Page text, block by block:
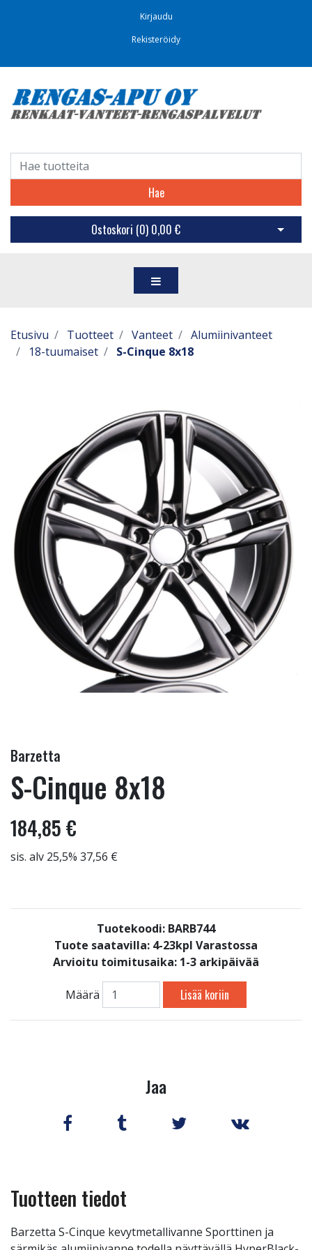
Kirjaudu
Rekisteröidy
Hae
Ostoskori (0) 0,00 € Avaa
Etusivu Tuotteet Vanteet
Alumiinivanteet
18-tuumaiset
S-Cinque 8x18
Barzetta
S-Cinque 8x18
184,85 €
sis. alv 25,5% 37,56 €
Tuotekoodi: BARB744
Tuote saatavilla: 4-23kpl Varastossa
Arvioitu toimitusaika: 1-3 arkipäivää
Määrä Lisää koriin
Jaa
Tuotteen tiedot
Barzetta S-Cinque kevytmetallivanne Sporttinen ja